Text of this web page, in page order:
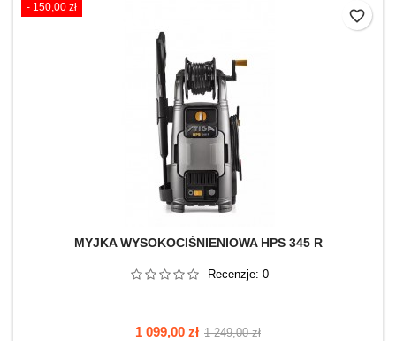
- 150,00 zł
MYJKA WYSOKOCIŚNIENIOWA HPS 345 R
Recenzje: 0
Cena
1 099,00 zł Cena
1 249,00 zł
favorite_border